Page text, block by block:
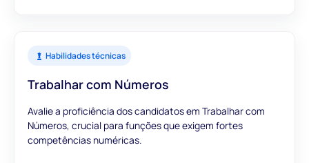
Habilidades técnicas
Trabalhar com Números
Avalie a proficiência dos candidatos em Trabalhar com
Números, crucial para funções que exigem fortes
competências numéricas.